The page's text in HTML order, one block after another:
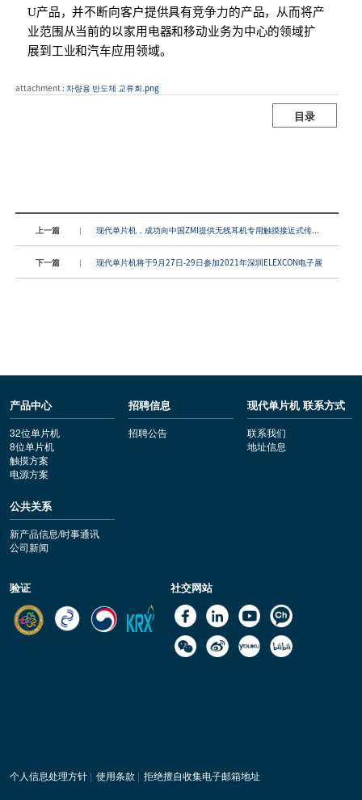
U产品，并不断向客户提供具有竞争力的产品， 从而将产
业范 围从当前的以家用 电器和移动业务为中心的领域扩
展到工业和汽车应用领域。
attachment : 차량용 반도체 교류회.png
目录
上一篇 现代单片机，成功向中国ZMI提供无线耳机专用触摸接近式传...
下一篇 现代单片机将于9月27日-29日参加2021年深圳ELEXCON电子展
产品中心
32位单片机
8位单片机
触摸方案
电源方案
招聘信息
招聘公告
现代单片机 联系方式
联系我们
地址信息
公共关系
新产品信息/时事通讯
公司新闻
验证 社交网站
个人信息处理方针| 使用条款 | 拒绝擅自收集电子邮箱地址